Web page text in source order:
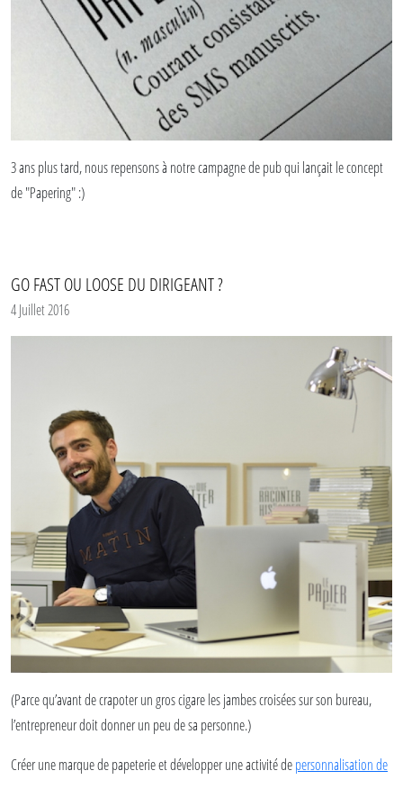
Et pour avoir des informations sur les personnalisations de carnets, calepins,
cahiers... envoyez un mail à
contact@le-papier.fr
3 ans plus tard, nous repensons à notre campagne de pub qui lançait le concept
de "Papering" :)
"À l'heure où le monde est plus connecté que jamais, Le Papier fait de la
Résistance, jeune marque de
À travers une campagne de pub fraîche et décalée, Le Papier se pose pour une fois
en allié du digital, et propose un nouveau réflexe, simple et accessible à tous :
répondre aux SMS par un SMS écrit à la mano permettant donc au papier et au
digital d'enterrer enfin la hache de guerre".
GO FAST OU LOOSE DU DIRIGEANT ?
4 Juillet 2016
(Parce qu’avant de crapoter un gros cigare les jambes croisées sur son bureau,
l’entrepreneur doit donner un peu de sa personne.)
Créer une marque de papeterie et développer une activité depersonnalisation de